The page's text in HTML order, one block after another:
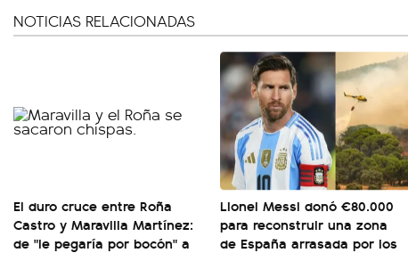
NOTICIAS RELACIONADAS
El duro cruce entre Roña
Castro y Maravilla Martínez:
de "le pegaría por bocón" a
Lionel Messi donó €80.000
para reconstruir una zona
de España arrasada por los